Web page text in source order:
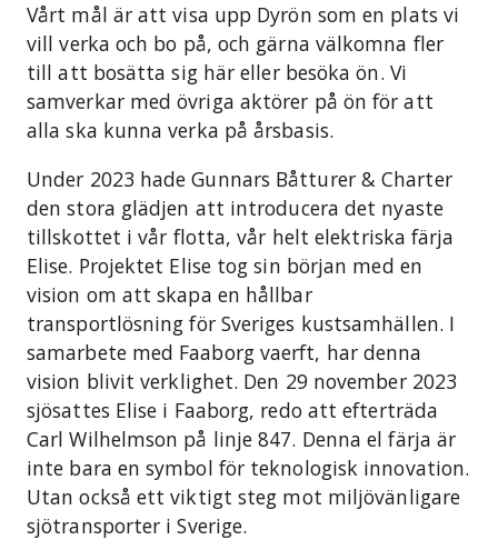
Vårt mål är att visa upp Dyrön som en plats vi
vill verka och bo på, och gärna välkomna fler
till att bosätta sig här eller besöka ön. Vi
samverkar med övriga aktörer på ön för att
alla ska kunna verka på årsbasis.
Under 2023 hade Gunnars Båtturer & Charter
den stora glädjen att introducera det nyaste
tillskottet i vår flotta, vår helt elektriska färja
Elise. Projektet Elise tog sin början med en
vision om att skapa en hållbar
transportlösning för Sveriges kustsamhällen. I
samarbete med Faaborg vaerft, har denna
vision blivit verklighet. Den 29 november 2023
sjösattes Elise i Faaborg, redo att efterträda
Carl Wilhelmson på linje 847. Denna el färja är
inte bara en symbol för teknologisk innovation.
Utan också ett viktigt steg mot miljövänligare
sjötransporter i Sverige.